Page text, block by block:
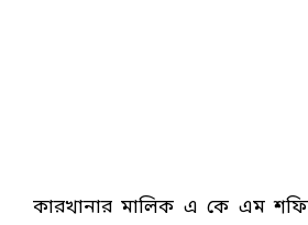
কারখানার মালিক এ কে এম